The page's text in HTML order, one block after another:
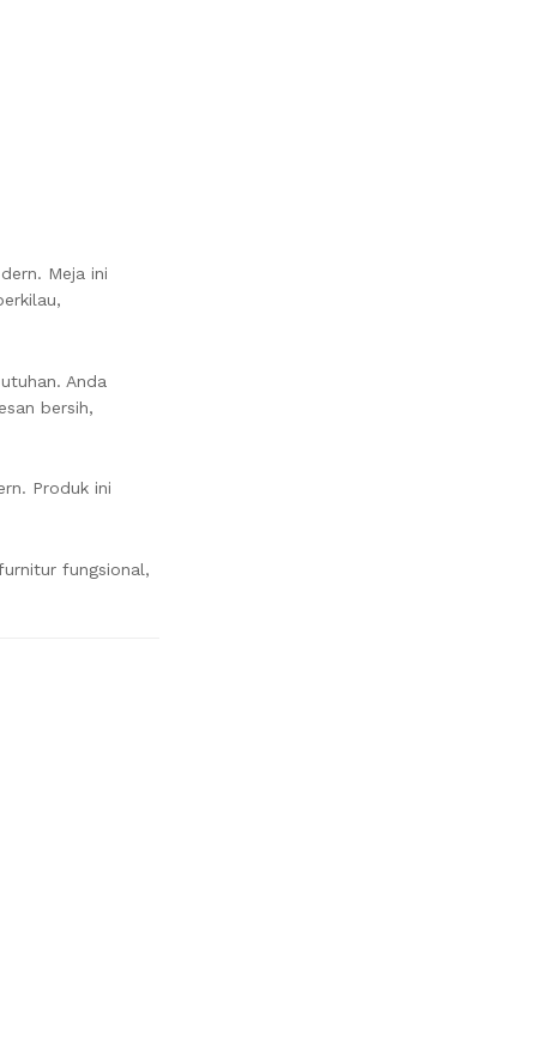
Meja ini
Anda
bersih,
Produk ini
fungsional,